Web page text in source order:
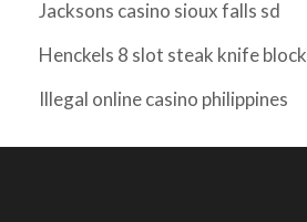
Jacksons casino sioux falls sd
Henckels 8 slot steak knife block
Illegal online casino philippines